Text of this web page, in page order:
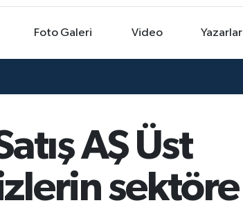
Foto Galeri Video Yazarlar
AŞ Üst
sektöre